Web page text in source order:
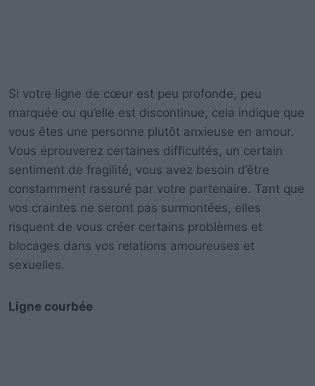
Si votre ligne de cœur est peu profonde, peu
marquée ou qu’elle est discontinue, cela indique que
vous êtes une personne plutôt anxieuse en amour.
Vous éprouverez certaines difficultés, un certain
sentiment de fragilité, vous avez besoin d’être
constamment rassuré par votre partenaire. Tant que
vos craintes ne seront pas surmontées, elles
risquent de vous créer certains problèmes et
blocages dans vos relations amoureuses et
sexuelles.
Ligne courbée